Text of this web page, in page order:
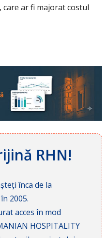
care ar fi majorat costul
RHN!
înca de la
2005.
acces în mod
HOSPITALITY